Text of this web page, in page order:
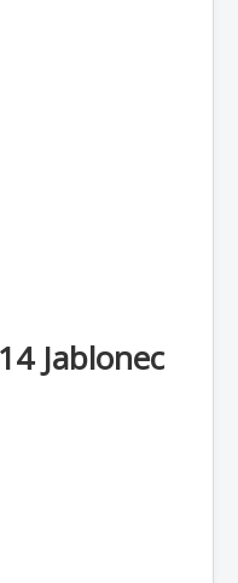
Jablonec